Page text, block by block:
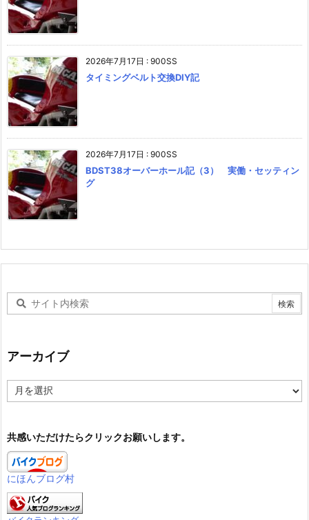
2026年7月17日 : 900SS
タイミングベルト交換DIY記
2026年7月17日 : 900SS
BDST38オーバーホール記（3） 実働・セッティン
グ
アーカイブ
ー
ブ
共感いただけたらクリックお願いします。
にほんブログ村